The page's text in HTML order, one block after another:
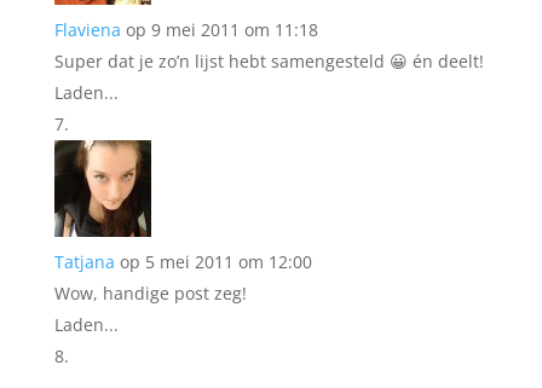
Flaviena op 9 mei 2011 om 11:18
Super dat je zo’n lijst hebt samengesteld 😀 én deelt!
Laden...
Tatjana op 5 mei 2011 om 12:00
Wow, handige post zeg!
Laden...